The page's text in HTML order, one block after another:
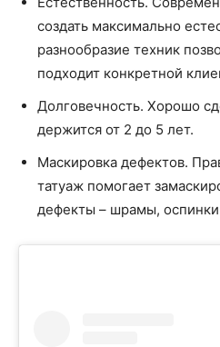
создать максимально
разнообразие техник
подходит конкретной
Долговечность. Хорошо
держится от 2 до 5 лет.
Маскировка дефектов.
татуаж помогает
дефекты – шрамы,